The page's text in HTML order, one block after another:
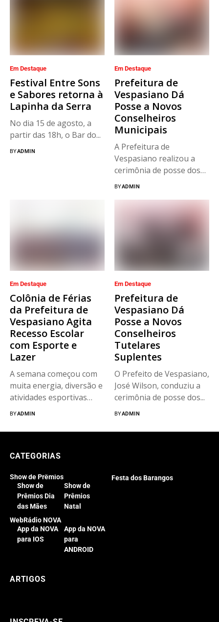
Em Destaque
Festival Entre Sons
e Sabores retorna à
Lapinha da Serra
No dia 15 de agosto, a
partir das 18h, o Bar do...
BYADMIN
Em Destaque
Prefeitura de
Vespasiano Dá
Posse a Novos
Conselheiros
Municipais
A Prefeitura de
Vespasiano realizou a
cerimônia de posse dos
novos integrantes...
BYADMIN
Em Destaque
Colônia de Férias
da Prefeitura de
Vespasiano Agita
Recesso Escolar
com Esporte e
Lazer
A semana começou com
muita energia, diversão e
atividades esportivas
para os...
BYADMIN
Em Destaque
Prefeitura de
Vespasiano Dá
Posse a Novos
Conselheiros
Tutelares
Suplentes
O Prefeito de Vespasiano,
José Wilson, conduziu a
cerimônia de posse dos...
BYADMIN
CATEGORIAS
Show de Prêmios
Show de
Prêmios Dia
das Mães
Show de
Prêmios
Natal
Festa dos Barangos
WebRádio NOVA
App da NOVA
para IOS
App da NOVA
para
ANDROID
ARTIGOS